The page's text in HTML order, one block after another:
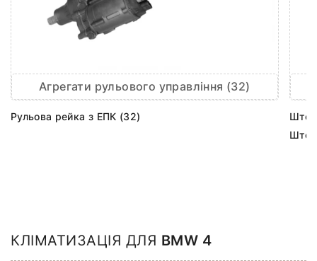
Агрегати рульового управління (32)
Рульова рейка з ЕПК (32)
Шток
КЛІМАТИЗАЦІЯ ДЛЯ BMW 4